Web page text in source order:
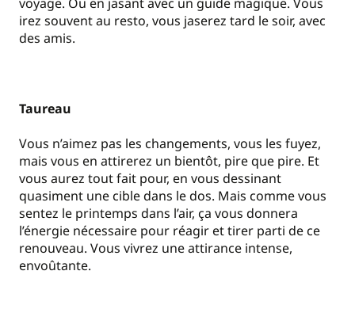
irez souvent au resto, vous jaserez tard le soir, avec
des amis.
Taureau
Vous n’aimez pas les changements, vous les fuyez,
mais vous en attirerez un bientôt, pire que pire. Et
vous aurez tout fait pour, en vous dessinant
quasiment une cible dans le dos. Mais comme vous
sentez le printemps dans l’air, ça vous donnera
l’énergie nécessaire pour réagir et tirer parti de ce
renouveau. Vous vivrez une attirance intense,
envoûtante.